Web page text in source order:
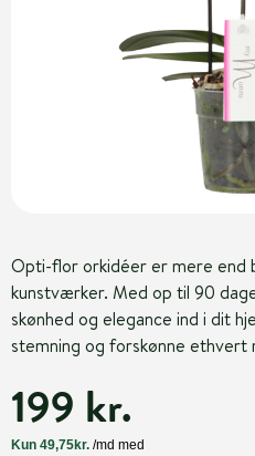
Opti-flor orkidéer er mere end
kunstværker. Med op til 90
skønhed og elegance ind i dit
stemning og forskønne ethvert
199 kr.